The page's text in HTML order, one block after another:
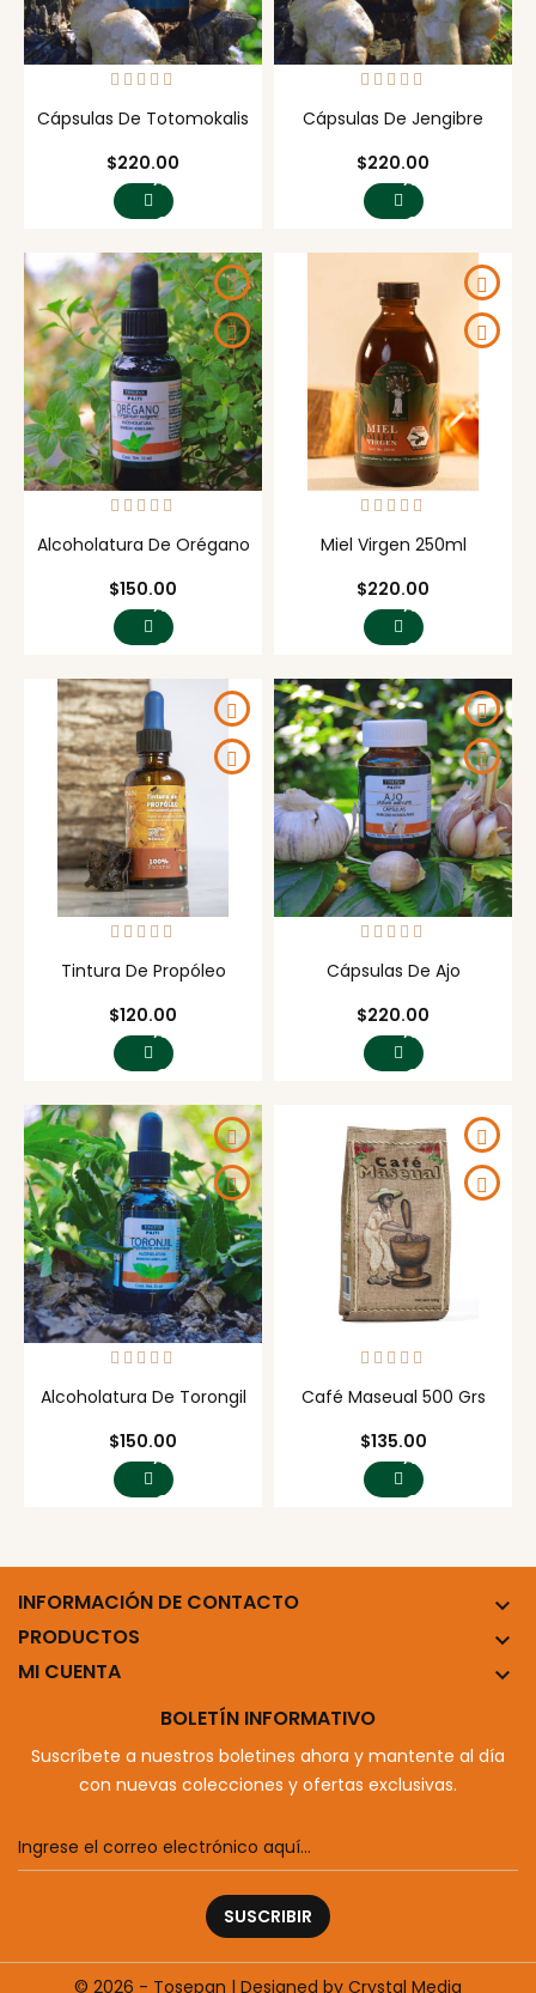
Cápsulas De Totomokalis
Precio
$220.00
AGREGAR
CARRITO
Cápsulas De Jengibre
Precio
$220.00
AGREGAR
CARRITO
Alcoholatura De Orégano
Precio
$150.00
AGREGAR
CARRITO
Miel Virgen 250ml
Precio
$220.00
AGREGAR
CARRITO
Tintura De Propóleo
Precio
$120.00
AGREGAR
CARRITO
Cápsulas De Ajo
Precio
$220.00
AGREGAR
CARRITO
Alcoholatura De Torongil
Precio
$150.00
AGREGAR
CARRITO
Café Maseual 500 Grs
Precio
$135.00
AGREGAR
CARRITO
INFORMACIÓN DE CONTACTO 
PRODUCTOS 
MI CUENTA 
BOLETÍN INFORMATIVO
Suscríbete a nuestros boletines ahora y mantente al día
con nuevas colecciones y ofertas exclusivas.
SUSCRIBIR
© 2026 - Tosepan | Designed by Crystal Media